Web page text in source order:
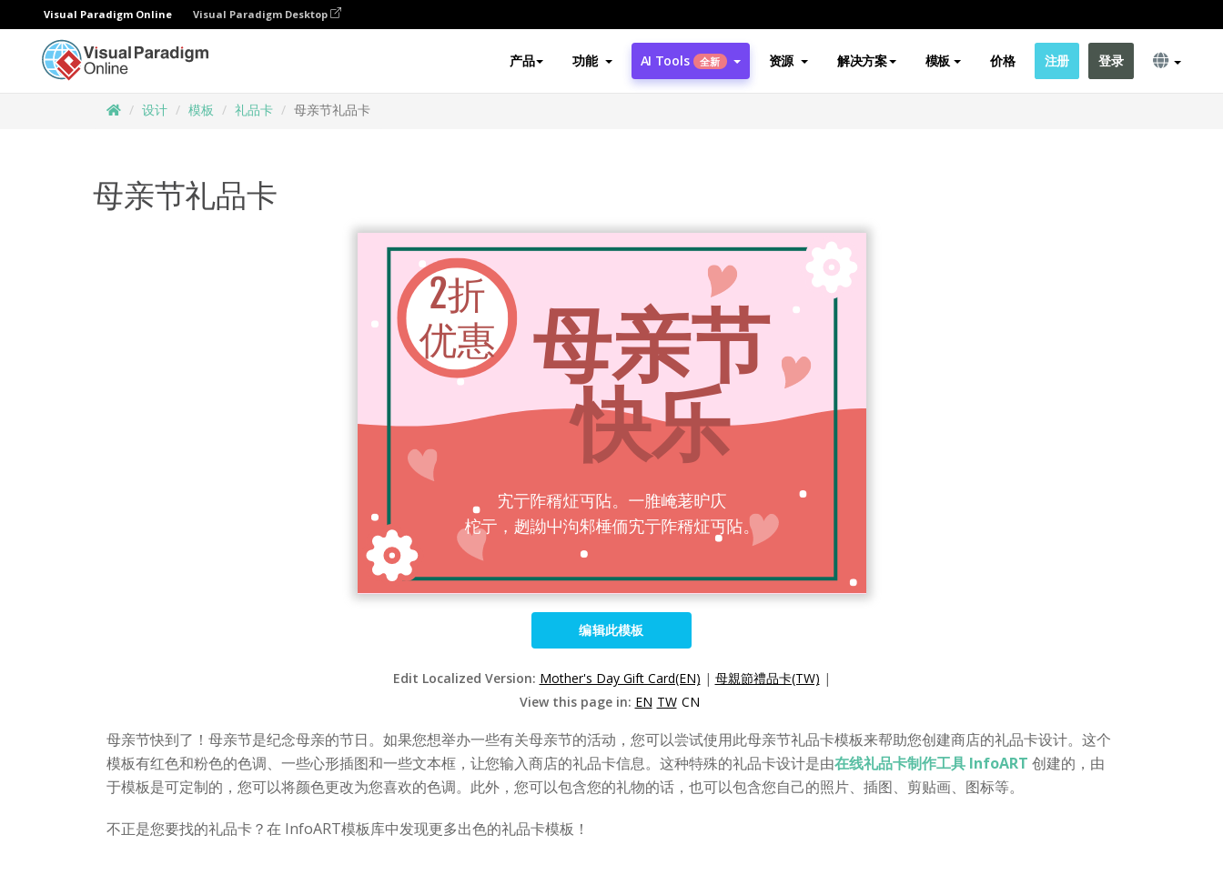
Visual Paradigm Online Visual Paradigm Desktop
产品 功能 AI Tools 全新 资源 解决方案 模板 价格 注册 登录
设计 模板 礼品卡 母亲节礼品卡
母亲节礼品卡
编辑此模板
Edit Localized Version: Mother's Day Gift Card(EN) | 母親節禮品卡(TW) |
View this page in: EN TW CN
母亲节快到了！母亲节是纪念母亲的节日。如果您想举办一些有关母亲节的活动，您可以尝试使用此母亲节礼品卡模板来帮助您创建商店的礼品卡设计。这个
模板有红色和粉色的色调、一些心形插图和一些文本框，让您输入商店的礼品卡信息。这种特殊的礼品卡设计是由在线礼品卡制作工具 InfoART 创建的，由
于模板是可定制的，您可以将颜色更改为您喜欢的色调。此外，您可以包含您的礼物的话，也可以包含您自己的照片、插图、剪贴画、图标等。
不正是您要找的礼品卡？在 InfoART模板库中发现更多出色的礼品卡模板！